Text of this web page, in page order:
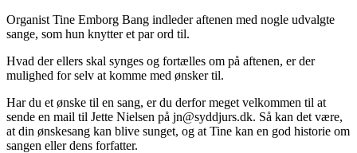
Organist Tine Emborg Bang indleder aftenen med nogle udvalgte
sange, som hun knytter et par ord til.
Hvad der ellers skal synges og fortælles om på aftenen, er der
mulighed for selv at komme med ønsker til.
Har du et ønske til en sang, er du derfor meget velkommen til at
sende en mail til Jette Nielsen på jn@syddjurs.dk. Så kan det være,
at din ønskesang kan blive sunget, og at Tine kan en god historie om
sangen eller dens forfatter.